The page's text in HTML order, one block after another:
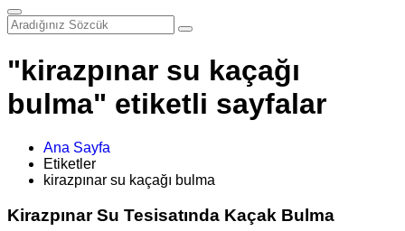
"kirazpınar su kaçağı
bulma" etiketli sayfalar
Ana Sayfa
Etiketler
kirazpınar su kaçağı bulma
Kirazpınar Su Tesisatında Kaçak Bulma